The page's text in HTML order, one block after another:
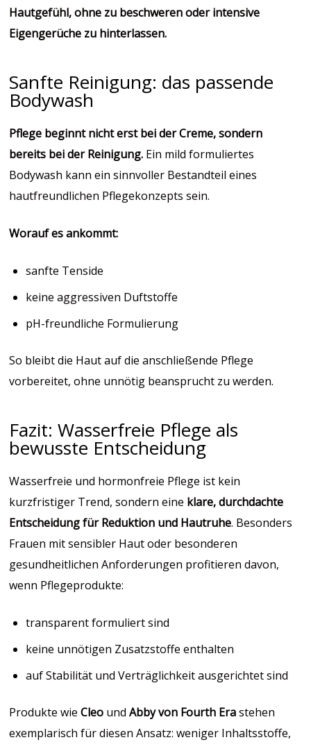
Hautgefühl, ohne zu beschweren oder intensive
Eigengerüche zu hinterlassen.
Sanfte Reinigung: das passende
Bodywash
Pflege beginnt nicht erst bei der Creme, sondern
bereits bei der Reinigung. Ein mild formuliertes
Bodywash kann ein sinnvoller Bestandteil eines
hautfreundlichen Pflegekonzepts sein.
Worauf es ankommt:
sanfte Tenside
keine aggressiven Duftstoffe
pH-freundliche Formulierung
So bleibt die Haut auf die anschließende Pflege
vorbereitet, ohne unnötig beansprucht zu werden.
Fazit: Wasserfreie Pflege als
bewusste Entscheidung
Wasserfreie und hormonfreie Pflege ist kein
kurzfristiger Trend, sondern eine klare, durchdachte
Entscheidung für Reduktion und Hautruhe. Besonders
Frauen mit sensibler Haut oder besonderen
gesundheitlichen Anforderungen profitieren davon,
wenn Pflegeprodukte:
transparent formuliert sind
keine unnötigen Zusatzstoffe enthalten
auf Stabilität und Verträglichkeit ausgerichtet sind
Produkte wieCleo undAbby von Fourth Erastehen
exemplarisch für diesen Ansatz: weniger Inhaltsstoffe,